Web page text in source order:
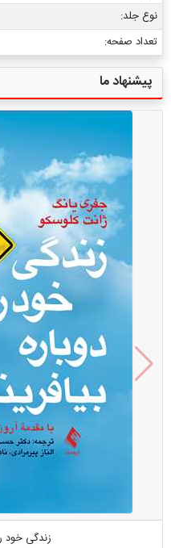
نوع جلد:
تعداد صفحه:
پیشنهاد ما
زندگی خود